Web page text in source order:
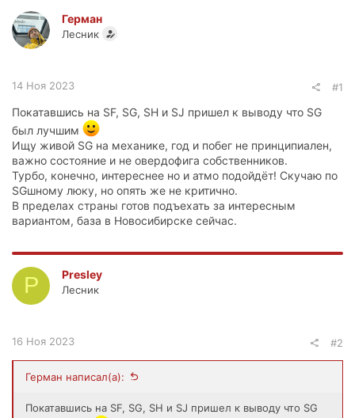
Герман
Лесник
14 Ноя 2023 #1
Покатавшись на SF, SG, SH и SJ пришел к выводу что SG
был лучшим
Ищу живой SG на механике, год и побег не принципиален,
важно состояние и не овердофига собственников.
Турбо, конечно, интереснее но и атмо подойдёт! Скучаю по
SGшному люку, но опять же не критично.
В пределах страны готов подъехать за интересным
вариантом, база в Новосибирске сейчас.
P Presley
Лесник
16 Ноя 2023 #2
Герман написал(а):
Покатавшись на SF, SG, SH и SJ пришел к выводу что SG